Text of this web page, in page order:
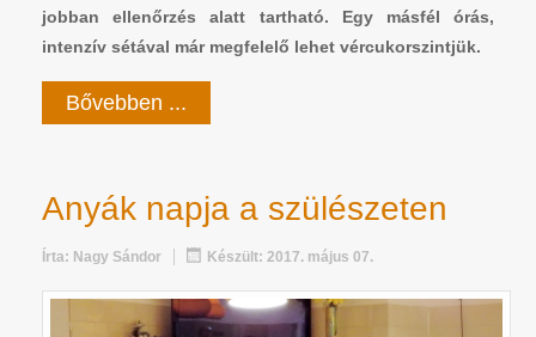
jobban ellenőrzés alatt tartható. Egy másfél órás,
intenzív sétával már megfelelő lehet vércukorszintjük.
Bővebben ...
Anyák napja a szülészeten
Írta: Nagy Sándor Készült: 2017. május 07.